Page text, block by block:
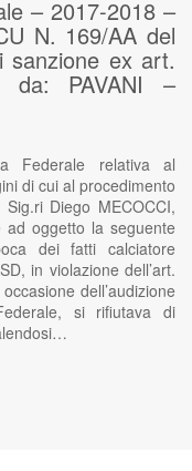
– 2017-2018 –
N. 169/AA del
sanzione ex art.
da: PAVANI –
Federale relativa al
di cui al procedimento
Diego MECOCCI,
ad oggetto la seguente
dei fatti calciatore
in violazione dell’art.
dell’audizione
si rifiutava di